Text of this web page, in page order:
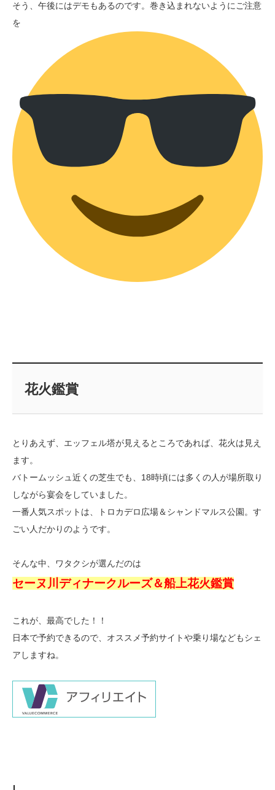
そう、午後にはデモもあるのです。巻き込まれないようにご注意
を
花火鑑賞
とりあえず、エッフェル塔が見えるところであれば、花火は見え
ます。
バトームッシュ近くの芝生でも、18時頃には多くの人が場所取り
しながら宴会をしていました。
一番人気スポットは、トロカデロ広場＆シャンドマルス公園。す
ごい人だかりのようです。
そんな中、ワタクシが選んだのは
セーヌ川ディナークルーズ＆船上花火鑑賞
これが、最高でした！！
日本で予約できるので、オススメ予約サイトや乗り場などもシェ
アしますね。